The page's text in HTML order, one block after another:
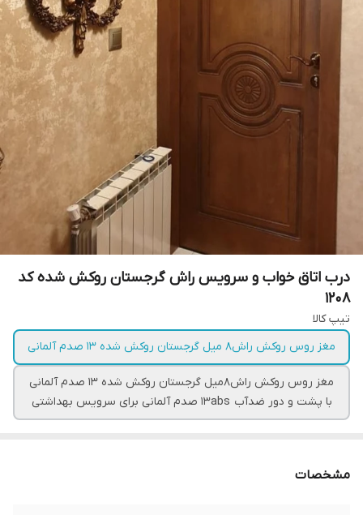
درب اتاق خواب و سرویس راش گرجستان روکش شده کد
1208
تیپ کالا
مغز روس روکش راش۸ میل گرجستان روکش شده ۱۳ صدم آلمانی
مغز روس روکش راش۸میل گرجستان روکش شده ۱۳ صدم آلمانی
با پشت و دور ضدآب ۱۳abs صدم آلمانی برای سرویس بهداشتی
مشخصات